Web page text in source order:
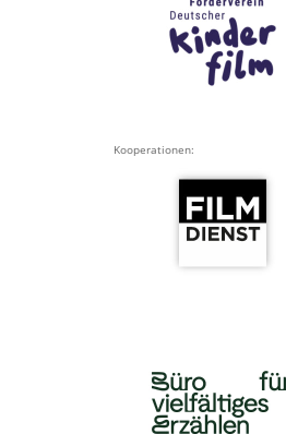
Kooperationen: